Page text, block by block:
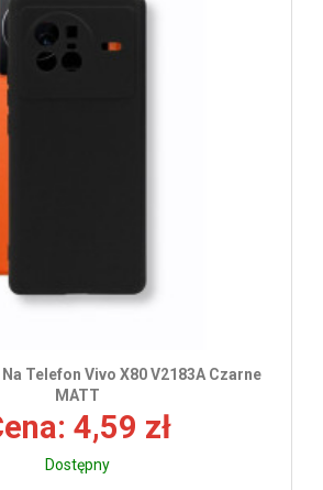
Telefon Vivo X80 V2183A Czarne
MATT
4,59 zł
Dostępny